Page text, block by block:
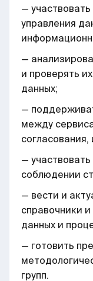
—
управления
—
и проверять
данных;
—
между
согласования,
—
соблюдении
— вести и
справочники
данных и
— готовить
групп.